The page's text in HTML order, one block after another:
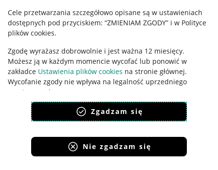
Cele przetwarzania szczegółowo opisane są w ustawieniach
dostępnych pod przyciskiem: “ZMIENIAM ZGODY” i w Polityce
plików cookies.
Zgodę wyrażasz dobrowolnie i jest ważna 12 miesięcy.
Możesz ją w każdym momencie wycofać lub ponowić w
zakładce Ustawienia plików cookies na stronie głównej.
Wycofanie zgody nie wpływa na legalność uprzedniego
przetwarzania.
polityka plików cookies
polityka ochrony prywatności
Zgadzam się
Nie zgadzam się
Pobierz aplikację
Korzystanie z serwisu oznacza akceptacjęregulaminu